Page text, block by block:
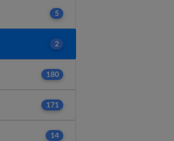
5
2
180
171
14